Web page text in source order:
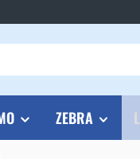
ZEBRA